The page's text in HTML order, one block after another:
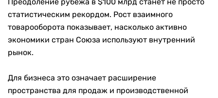
статистическим рекордом. Рост взаимного
товарооборота показывает, насколько активно
экономики стран Союза используют внутренний
рынок.
Для бизнеса это означает расширение
пространства для продаж и производственной